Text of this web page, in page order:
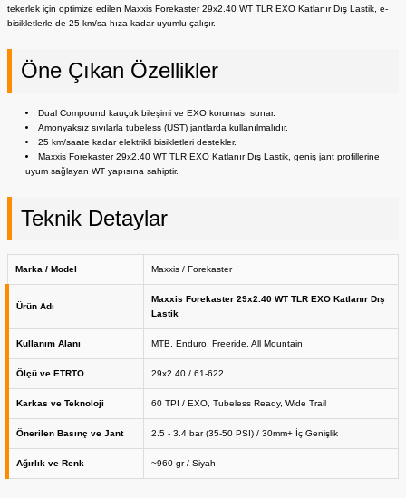
tekerlek için optimize edilen Maxxis Forekaster 29x2.40 WT TLR EXO Katlanır Dış Lastik, e-
bisikletlerle de 25 km/sa hıza kadar uyumlu çalışır.
Öne Çıkan Özellikler
Dual Compound kauçuk bileşimi ve EXO koruması sunar.
Amonyaksız sıvılarla tubeless (UST) jantlarda kullanılmalıdır.
25 km/saate kadar elektrikli bisikletleri destekler.
Maxxis Forekaster 29x2.40 WT TLR EXO Katlanır Dış Lastik, geniş jant profillerine
uyum sağlayan WT yapısına sahiptir.
Teknik Detaylar
Marka / Model Maxxis / Forekaster
Ürün Adı
Maxxis Forekaster 29x2.40 WT TLR EXO Katlanır Dış
Lastik
Kullanım Alanı MTB, Enduro, Freeride, All Mountain
Ölçü ve ETRTO 29x2.40 / 61-622
Karkas ve Teknoloji 60 TPI / EXO, Tubeless Ready, Wide Trail
Önerilen Basınç ve Jant 2.5 - 3.4 bar (35-50 PSI) / 30mm+ İç Genişlik
Ağırlık ve Renk ~960 gr / Siyah